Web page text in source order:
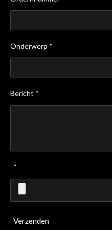
Onderwerp *
Bericht *
*
Verzenden